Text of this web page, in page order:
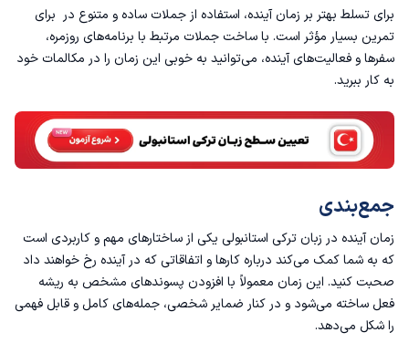
برای تسلط بهتر بر زمان آینده، استفاده از جملات ساده و متنوع در برای
تمرین بسیار مؤثر است. با ساخت جملات مرتبط با برنامه‌های روزمره،
سفرها و فعالیت‌های آینده، می‌توانید به خوبی این زمان را در مکالمات خود
به کار ببرید.
جمع‌بندی
زمان آینده در زبان ترکی استانبولی یکی از ساختارهای مهم و کاربردی است
که به شما کمک می‌کند درباره کارها و اتفاقاتی که در آینده رخ خواهند داد
صحبت کنید. این زمان معمولاً با افزودن پسوندهای مشخص به ریشه
فعل ساخته می‌شود و در کنار ضمایر شخصی، جمله‌های کامل و قابل فهمی
را شکل می‌دهد.